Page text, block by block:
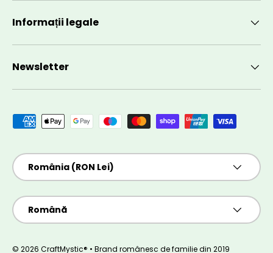
Informații legale
Newsletter
Metode de plată acceptate
Țară/Regiune
România (RON Lei)
Limbă
Română
© 2026 CraftMystic® • Brand românesc de familie din 2019